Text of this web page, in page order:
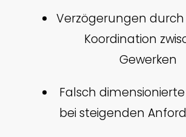
Verzögerungen
Koordination
Gewerken
Falsch
bei steigenden